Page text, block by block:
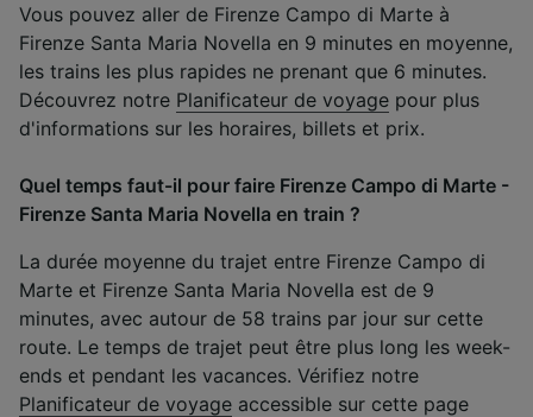
Vous pouvez aller de Firenze Campo di Marte à
Firenze Santa Maria Novella en 9 minutes en moyenne,
les trains les plus rapides ne prenant que 6 minutes.
Découvrez notre Planificateur de voyage pour plus
d'informations sur les horaires, billets et prix.
Quel temps faut-il pour faire Firenze Campo di Marte -
Firenze Santa Maria Novella en train ?
La durée moyenne du trajet entre Firenze Campo di
Marte et Firenze Santa Maria Novella est de 9
minutes, avec autour de 58 trains par jour sur cette
route. Le temps de trajet peut être plus long les week-
ends et pendant les vacances. Vérifiez notre
Planificateur de voyage accessible sur cette page